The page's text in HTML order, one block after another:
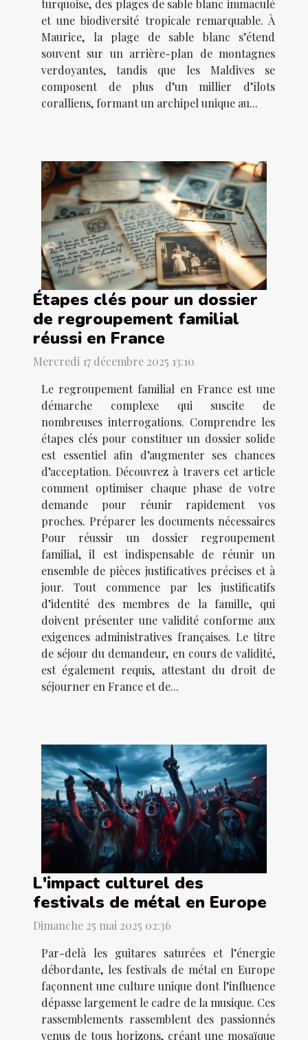
turquoise, des plages de sable blanc immaculé
et une biodiversité tropicale remarquable. À
Maurice, la plage de sable blanc s’étend
souvent sur un arrière-plan de montagnes
verdoyantes, tandis que les Maldives se
composent de plus d’un millier d’îlots
coralliens, formant un archipel unique au...
Étapes clés pour un dossier
de regroupement familial
réussi en France
Mercredi 17 décembre 2025 13:10
Le regroupement familial en France est une
démarche complexe qui suscite de
nombreuses interrogations. Comprendre les
étapes clés pour constituer un dossier solide
est essentiel afin d’augmenter ses chances
d’acceptation. Découvrez à travers cet article
comment optimiser chaque phase de votre
demande pour réunir rapidement vos
proches. Préparer les documents nécessaires
Pour réussir un dossier regroupement
familial, il est indispensable de réunir un
ensemble de pièces justificatives précises et à
jour. Tout commence par les justificatifs
d’identité des membres de la famille, qui
doivent présenter une validité conforme aux
exigences administratives françaises. Le titre
de séjour du demandeur, en cours de validité,
est également requis, attestant du droit de
séjourner en France et de...
L'impact culturel des
festivals de métal en Europe
Dimanche 25 mai 2025 02:36
Par-delà les guitares saturées et l’énergie
débordante, les festivals de métal en Europe
façonnent une culture unique dont l’influence
dépasse largement le cadre de la musique. Ces
rassemblements rassemblent des passionnés
venus de tous horizons, créant une mosaïque